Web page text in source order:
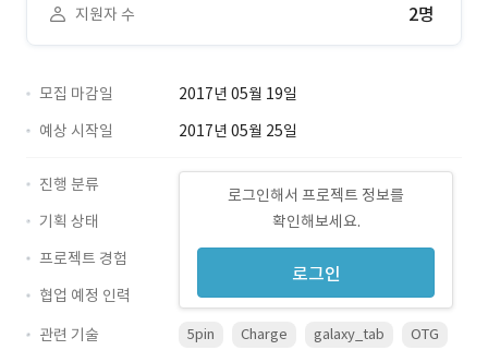
지원자 수 2명
모집 마감일
2017년 05월 19일
예상 시작일
2017년 05월 25일
로그인해서 프로젝트 정보를
확인해보세요.
로그인
진행 분류
기획 상태
프로젝트 경험
협업 예정 인력
관련 기술
5pin Charge galaxy_tab OTG